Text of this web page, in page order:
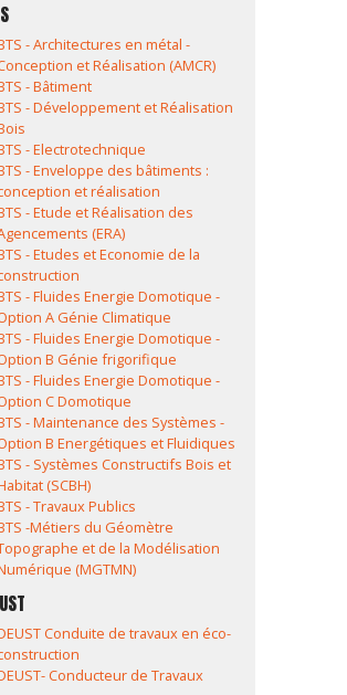
- Architectures en métal -
et Réalisation (AMCR)
- Bâtiment
- Développement et Réalisation
- Electrotechnique
- Enveloppe des bâtiments :
et réalisation
- Etude et Réalisation des
(ERA)
- Etudes et Economie de la
- Fluides Energie Domotique -
A Génie Climatique
- Fluides Energie Domotique -
B Génie frigorifique
- Fluides Energie Domotique -
C Domotique
- Maintenance des Systèmes -
B Energétiques et Fluidiques
- Systèmes Constructifs Bois et
(SCBH)
- Travaux Publics
-Métiers du Géomètre
et de la Modélisation
(MGTMN)
Conduite de travaux en éco-
Conducteur de Travaux